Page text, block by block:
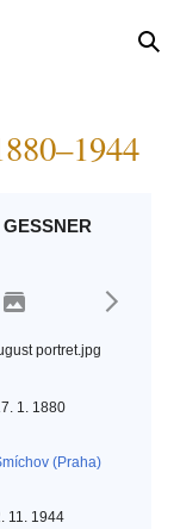
portret.jpg
1. 1880
(Praha)
11. 1944